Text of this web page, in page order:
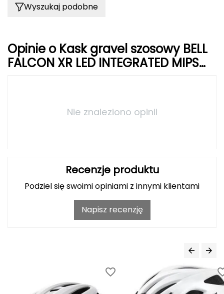
Hydro Flask
Wyszukaj podobne
Opinie o Kask gravel szosowy BELL
FALCON XR LED INTEGRATED MIPS
Nie znaleziono opinii
Recenzje produktu
Podziel się swoimi opiniami z innymi klientami
Napisz recenzję